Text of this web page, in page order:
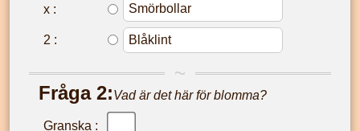
x :
2 :
Fråga 2:Vad är det här för blomma?
Granska :